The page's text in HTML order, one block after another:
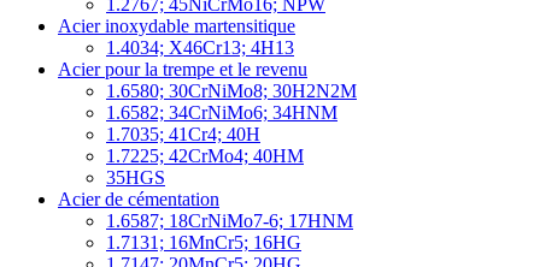
1.2767; 45NiCrMo16; NPW
Acier inoxydable martensitique
1.4034; X46Cr13; 4H13
Acier pour la trempe et le revenu
1.6580; 30CrNiMo8; 30H2N2M
1.6582; 34CrNiMo6; 34HNM
1.7035; 41Cr4; 40H
1.7225; 42CrMo4; 40HM
35HGS
Acier de cémentation
1.6587; 18CrNiMo7-6; 17HNM
1.7131; 16MnCr5; 16HG